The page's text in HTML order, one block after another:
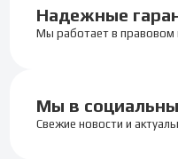
Надежные
Мы работает в правовом
Мы в
Свежие новости и